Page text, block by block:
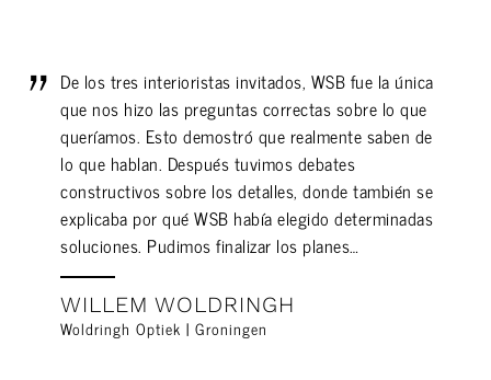
De los tres interioristas invitados, WSB fue la única
que nos hizo las preguntas correctas sobre lo que
queríamos. Esto demostró que realmente saben de
lo que hablan. Después tuvimos debates
constructivos sobre los detalles, donde también se
explicaba por qué WSB había elegido determinadas
soluciones. Pudimos finalizar los planes…
WILLEM WOLDRINGH
Woldringh Optiek | Groningen